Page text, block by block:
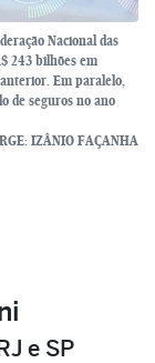
Nacional das
243 bilhões em
Em paralelo,
de seguros no ano
IZÂNIO FAÇANHA
e SP